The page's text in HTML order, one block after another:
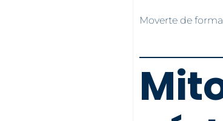
Moverte de